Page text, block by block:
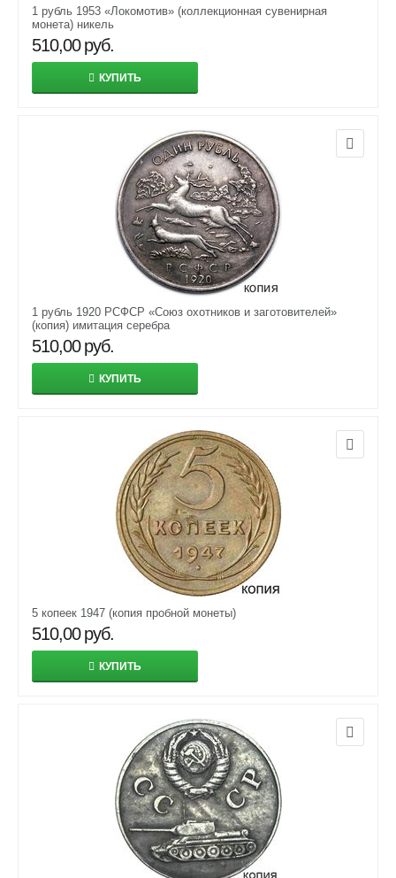
1 рубль 1953 «Локомотив» (коллекционная сувенирная
монета) никель
510,00 руб.
КУПИТЬ
1 рубль 1920 РСФСР «Союз охотников и заготовителей»
(копия) имитация серебра
510,00 руб.
КУПИТЬ
5 копеек 1947 (копия пробной монеты)
510,00 руб.
КУПИТЬ